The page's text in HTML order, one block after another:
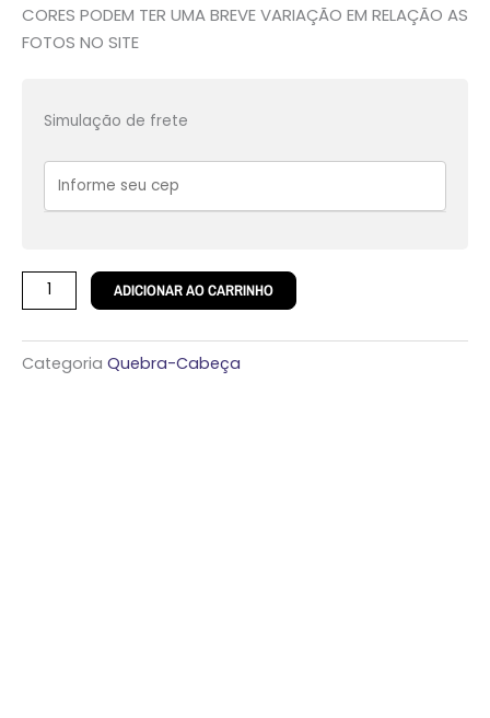
CORES PODEM TER UMA BREVE VARIAÇÃO EM RELAÇÃO AS
FOTOS NO SITE
Simulação de frete
Quebra-
Coração
Personalizado
ADICIONAR AO CARRINHO
Categoria Quebra-Cabeça